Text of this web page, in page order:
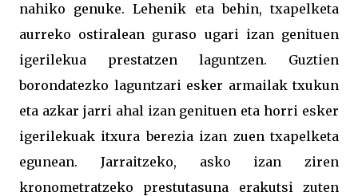
nahiko genuke. Lehenik eta behin, txapelketa
aurreko ostiralean guraso ugari izan genituen
igerilekua prestatzen laguntzen. Guztien
borondatezko laguntzari esker armailak txukun
eta azkar jarri ahal izan genituen eta horri esker
igerilekuak itxura berezia izan zuen txapelketa
egunean. Jarraitzeko, asko izan ziren
kronometratzeko prestutasuna erakutsi zuten